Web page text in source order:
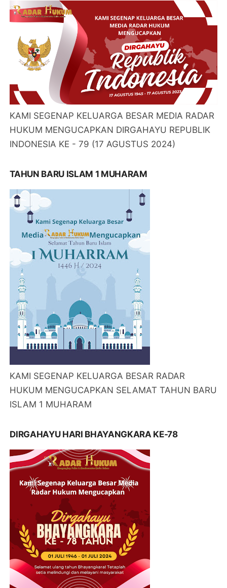
KAMI SEGENAP KELUARGA BESAR MEDIA RADAR
HUKUM MENGUCAPKAN DIRGAHAYU REPUBLIK
INDONESIA KE - 79 (17 AGUSTUS 2024)
TAHUN BARU ISLAM 1 MUHARAM
KAMI SEGENAP KELUARGA BESAR RADAR
HUKUM MENGUCAPKAN SELAMAT TAHUN BARU
ISLAM 1 MUHARAM
DIRGAHAYU HARI BHAYANGKARA KE-78